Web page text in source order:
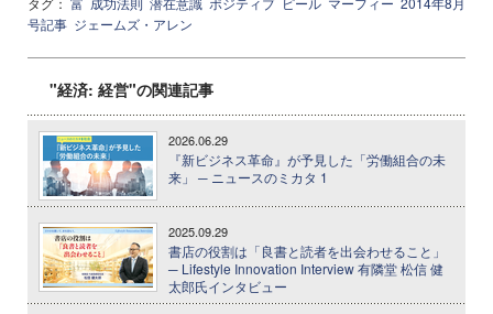
号記事 ジェームズ・アレン
"経済: 経営"の関連記事
2026.06.29
『新ビジネス革命』が予見した「労働組合の未
来」 ─ ニュースのミカタ 1
2025.09.29
書店の役割は「良書と読者を出会わせること」
─ Lifestyle Innovation Interview 有隣堂 松信 健
太郎氏インタビュー